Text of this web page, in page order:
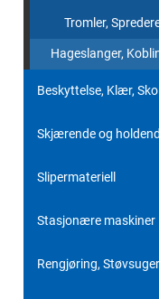
Tromler,
Hageslanger,
Beskyttelse, Klær, Sko
Skjærende og
Slipermateriell
Stasjonære maskiner
Rengjøring,